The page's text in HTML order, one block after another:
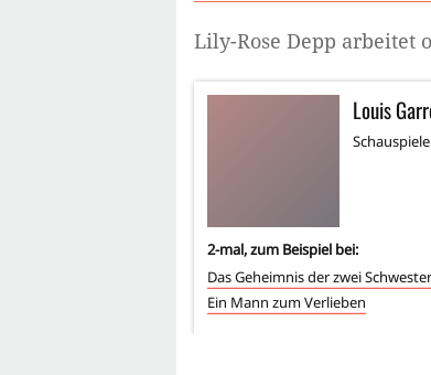
Lily-Rose Depp arbeitet
Louis
2-mal, zum Beispiel bei:
Das Geheimnis der zwei
Ein Mann zum Verlieben